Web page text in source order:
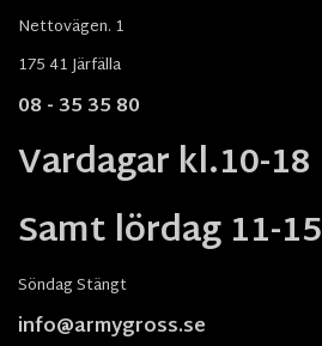
Nettovägen. 1
175 41 Järfälla
08 - 35 35 80
Vardagar kl.10-18
Samt lördag 11-15
Söndag Stängt
info@armygross.se